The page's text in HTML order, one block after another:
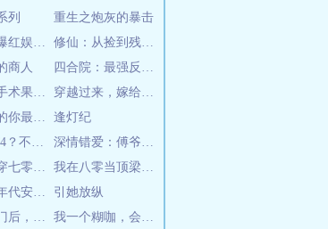
列
重生之炮灰的暴击
我靠烧香爆红娱乐圈
修仙：从捡到残破小塔开始
商人
四合院：最强反派，请众禽兽升天
漫威：从手术果实开始无敌
穿越过来，嫁给瘸子当皇后
污秽不堪的你最可爱了
逢灯纪
贵族学院f4？不是哥的舔狗吗
深情错爱：傅爷强势宠
带着空间穿七零，搬空家里去下乡
我在八零当顶梁柱带飞全家
我在七十年代安家落户
引她放纵
被赶出家门后，在天灾战乱中求生
我一个糊咖，会点玄学很合理吧